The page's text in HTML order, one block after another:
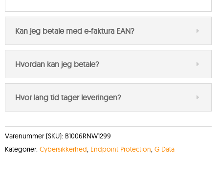
Kan jeg betale med e-faktura EAN?
Hvordan kan jeg betale?
Hvor lang tid tager leveringen?
Varenummer (SKU): B1006RNW1299
Kategorier: Cybersikkerhed, Endpoint Protection, G Data